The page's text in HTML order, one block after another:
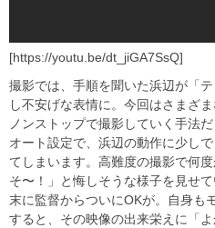
[https://youtu.be/dt_jiGA7SsQ]
撮影では、手順を聞いた浜辺が「
し不安げな表情に。今回はさまざ
ノンストップで撮影していく手法
オート設定で、浜辺の動作に少し
てしまいます。高難度の撮影で何
そ〜！」と悔しそうな様子を見せ
末に監督からついにOKが。自身も
すると、その映像の出来栄えに「